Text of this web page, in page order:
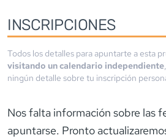
INSCRIPCIONES
Todos los detalles para apuntarte a esta
visitando un calendario independiente
ningún detalle sobre tu inscripción
Nos falta información sobre las
apuntarse. Pronto